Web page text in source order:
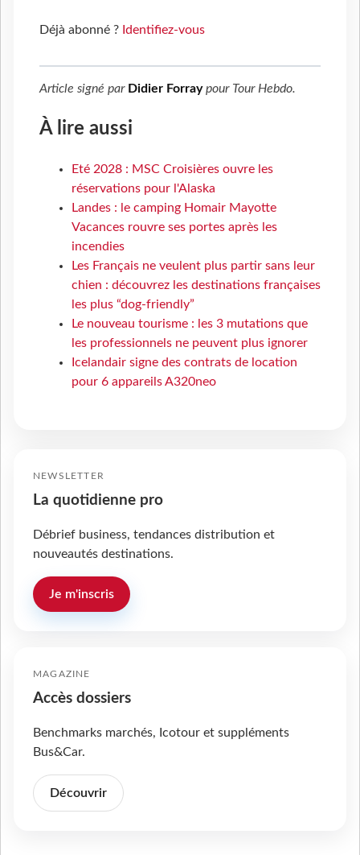
Déjà abonné ? Identifiez-vous
Article signé par Didier Forraypour Tour Hebdo.
À lire aussi
Eté 2028 : MSC Croisières ouvre les
réservations pour l'Alaska
Landes : le camping Homair Mayotte
Vacances rouvre ses portes après les
incendies
Les Français ne veulent plus partir sans leur
chien : découvrez les destinations françaises
les plus “dog-friendly”
Le nouveau tourisme : les 3 mutations que
les professionnels ne peuvent plus ignorer
Icelandair signe des contrats de location
pour 6 appareils A320neo
NEWSLETTER
La quotidienne pro
Débrief business, tendances distribution et
nouveautés destinations.
Je m'inscris
MAGAZINE
Accès dossiers
Benchmarks marchés, Icotour et suppléments
Bus&Car.
Découvrir